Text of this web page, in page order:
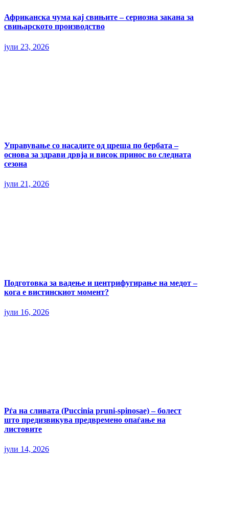
Африканска чума кај свињите – сериозна закана за
свињарското производство
јули 23, 2026
Управување со насадите од цреша по бербата –
основа за здрави дрвја и висок принос во следната
сезона
јули 21, 2026
Подготовка за вадење и центрифугирање на медот –
кога е вистинскиот момент?
јули 16, 2026
Рѓа на сливата (Puccinia pruni-spinosae) – болест
што предизвикува предвремено опаѓање на
листовите
јули 14, 2026